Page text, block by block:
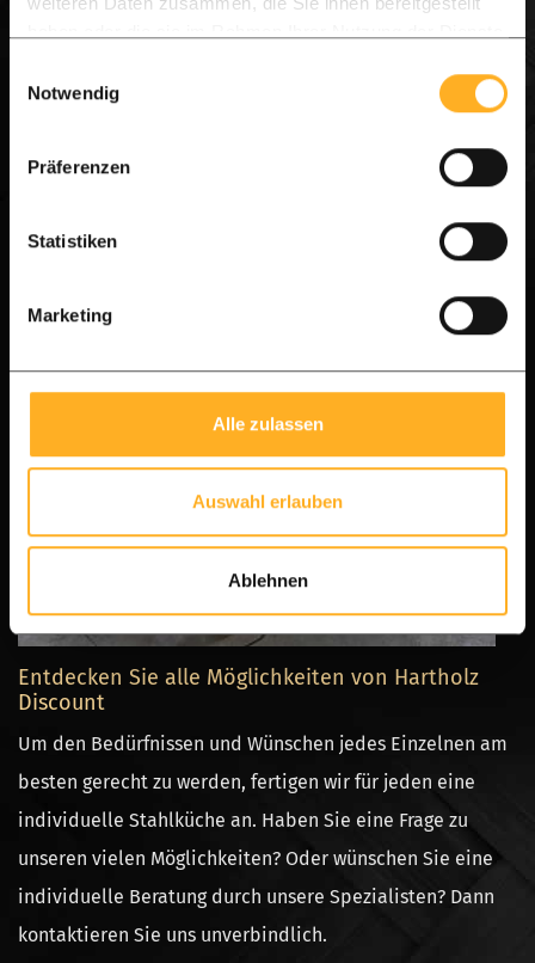
Notwendig
Präferenzen
Statistiken
Marketing
Alle zulassen
Auswahl erlauben
Ablehnen
Entdecken Sie alle Möglichkeiten von Hartholz
Discount
Um den Bedürfnissen und Wünschen jedes Einzelnen am
besten gerecht zu werden, fertigen wir für jeden eine
individuelle Stahlküche an. Haben Sie eine Frage zu
unseren vielen Möglichkeiten? Oder wünschen Sie eine
individuelle Beratung durch unsere Spezialisten? Dann
kontaktieren Sie uns unverbindlich.